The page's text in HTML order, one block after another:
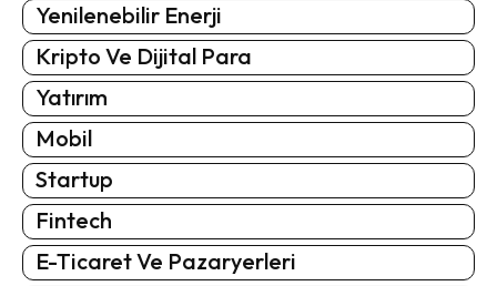
Yenilenebilir Enerji
Kripto Ve Dijital Para
Yatırım
Mobil
Startup
Fintech
E-Ticaret Ve Pazaryerleri